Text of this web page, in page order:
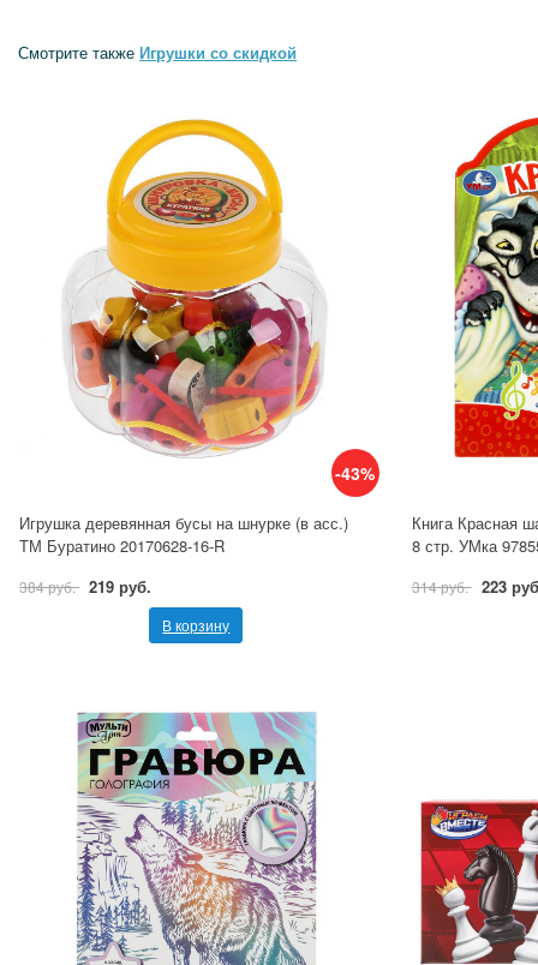
Смотрите также Игрушки со скидкой
-43%
Игрушка деревянная бусы на шнурке (в асс.)
ТМ Буратино 20170628-16-R
384 руб. 219 руб.
В корзину
Книга Красная
8 стр. УМка
314 руб. 223